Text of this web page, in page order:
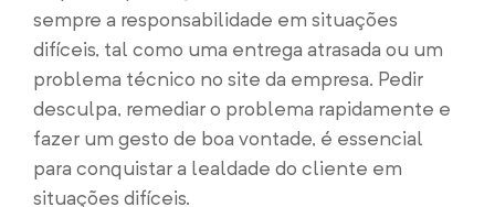
sempre a responsabilidade em situações
difíceis, tal como uma entrega atrasada ou um
problema técnico no site da empresa. Pedir
desculpa, remediar o problema rapidamente e
fazer um gesto de boa vontade, é essencial
para conquistar a lealdade do cliente em
situações difíceis.